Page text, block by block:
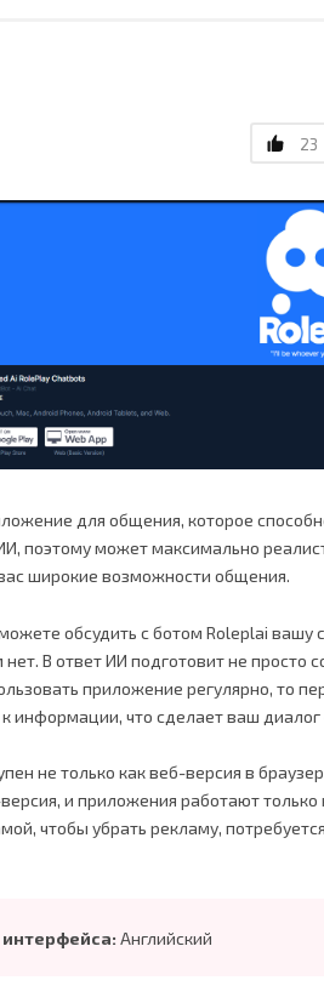
23
для общения, которое
поэтому может максимально
широкие возможности общения.
обсудить с ботом Roleplai вашу
нет. В ответ ИИ подготовит не
приложение регулярно, то
информации, что сделает ваш
не только как веб-версия в
и приложения работают
чтобы убрать рекламу,
интерфейса: Английский